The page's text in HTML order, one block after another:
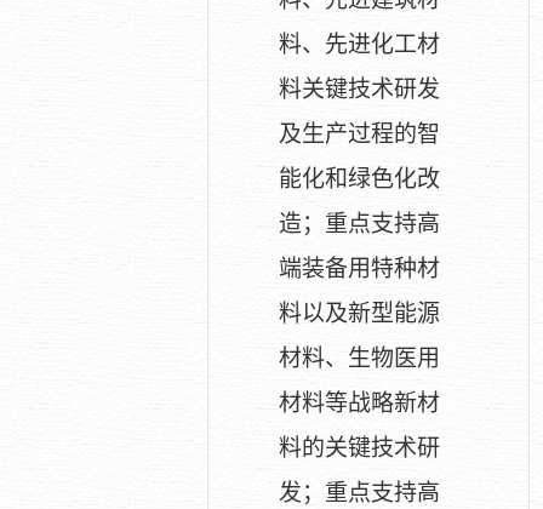
料、先进化工材
料关键技术研发
及生产过程的智
能化和绿色化改
造；重点支持高
端装备用特种材
料以及新型能源
材料、生物医用
材料等战略新材
料的关键技术研
发；重点支持高